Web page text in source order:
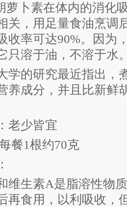
萝卜素在体内的消化
关，用足量食油烹调
收率可达90%。因为
只溶于油，不溶于水
的研究最近指出，
养成分，并且比新鲜
少皆宜
1根约70克
生素A是脂溶性物质
再食用，以利吸收，